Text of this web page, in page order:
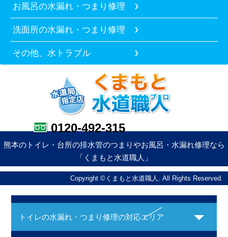
お風呂の水漏れ・つまり修理
洗面所の水漏れ・つまり修理
その他、水トラブル
0120-492-315
熊本のトイレ・台所の排水管のつまりやお風呂・水漏れ修理なら
「くまもと水道職人」
Copyright ©くまもと水道職人. All Rights Reserved.
トイレの水漏れ・つまり修理の対応エリア